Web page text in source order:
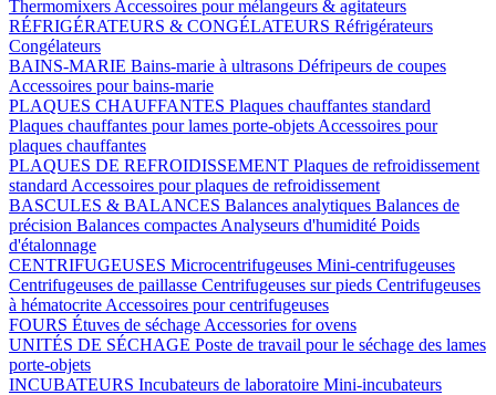
Thermomixers Accessoires pour mélangeurs & agitateurs
RÉFRIGÉRATEURS & CONGÉLATEURS Réfrigérateurs
Congélateurs
BAINS-MARIE Bains-marie à ultrasons Défripeurs de coupes
Accessoires pour bains-marie
PLAQUES CHAUFFANTES Plaques chauffantes standard
Plaques chauffantes pour lames porte-objets Accessoires pour
plaques chauffantes
PLAQUES DE REFROIDISSEMENT Plaques de refroidissement
standard Accessoires pour plaques de refroidissement
BASCULES & BALANCES Balances analytiques Balances de
précision Balances compactes Analyseurs d'humidité Poids
d'étalonnage
CENTRIFUGEUSES Microcentrifugeuses Mini-centrifugeuses
Centrifugeuses de paillasse Centrifugeuses sur pieds Centrifugeuses
à hématocrite Accessoires pour centrifugeuses
FOURS Étuves de séchage Accessories for ovens
UNITÉS DE SÉCHAGE Poste de travail pour le séchage des lames
porte-objets
INCUBATEURS Incubateurs de laboratoire Mini-incubateurs